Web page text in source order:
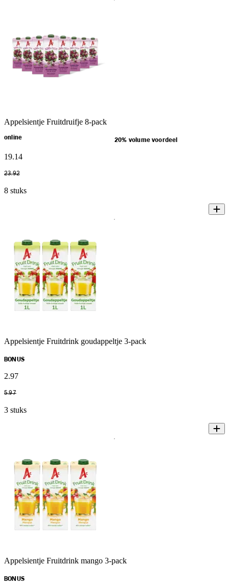
Appelsientje Fruitdruifje 8-pack
online 20% volume voordeel
19.14
23.92
8 stuks
Appelsientje Fruitdrink goudappeltje 3-pack
BONUS
2.97
5.97
3 stuks
Appelsientje Fruitdrink mango 3-pack
BONUS